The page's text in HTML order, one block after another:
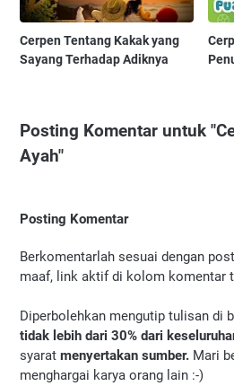
Cerpen Tentang Kakak yang
Sayang Terhadap Adiknya
Posting Komentar untuk
Ayah"
Posting Komentar
Berkomentarlah sesuai dengan
maaf, link aktif di kolom komentar
Diperbolehkan mengutip tulisan di
tidak lebih dari 30% dari
syarat menyertakan sumber. Mari
menghargai karya orang lain :-)